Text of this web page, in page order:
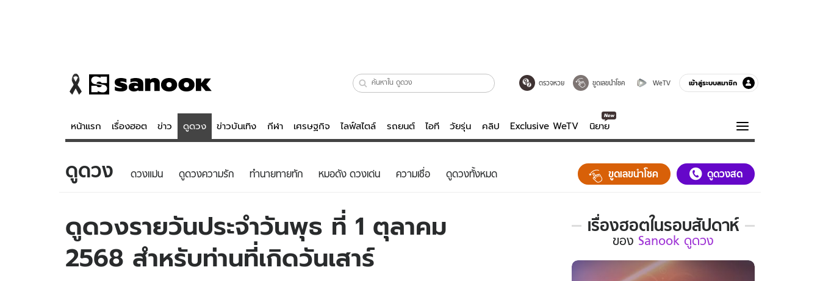
ตรวจหวย ขูดเลขนำโชค WeTV เข้าสู่ระบบสมาชิก
หน้าแรก เรื่องฮอต ข่าว ดูดวง ข่าวบันเทิง กีฬา เศรษฐกิจ ไลฟ์สไตล์ รถยนต์ ไอที วัยรุ่น คลิป Exclusive WeTV นิยาย
ข่าว
ข่าวบันเทิง
ข่าวกีฬา
ข่าวเศรษฐกิจ
ดูดวง - ตรวจหวย
สถิติหวยไทย
หวยลาว
ไลฟ์สไตล์
วัยรุ่น
ไอที
รถยนต์
ความรู้รอบตัว
ฮาวทู
ดูดวง ดวงแม่น ดูดวงความรัก ทํานายทายทัก หมอดัง ดวงเด่น ความเชื่อ ดูดวงทั้งหมด ขูดเลขนำโชค ดูดวงสด
ดูดวงรายวันประจำวันพุธ ที่ 1 ตุลาคม
2568 สำหรับท่านที่เกิดวันเสาร์
เรื่องฮอตในรอบสัปดาห์
เรื่อง
ใน
รอบ
ของ Sanook ดูดวง